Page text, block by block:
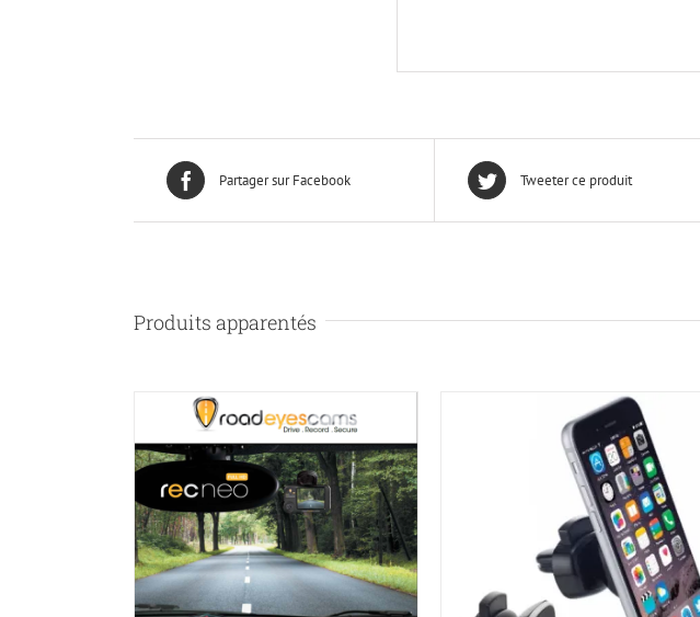
Partager sur Facebook Tweeter ce produit
Produits apparentés